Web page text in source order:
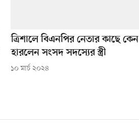
ত্রিশালে বিএনপির নেতার কাছে কেন
হারলেন সংসদ সদস্যের স্ত্রী
১০ মার্চ ২০২৪